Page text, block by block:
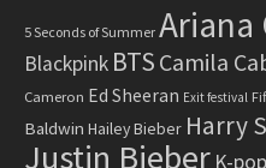
5 Seconds of Summer Ariana
Blackpink BTS Camila
Cameron Ed Sheeran Exit festival
Baldwin Hailey Bieber Harry
Justin Bieber K-pop